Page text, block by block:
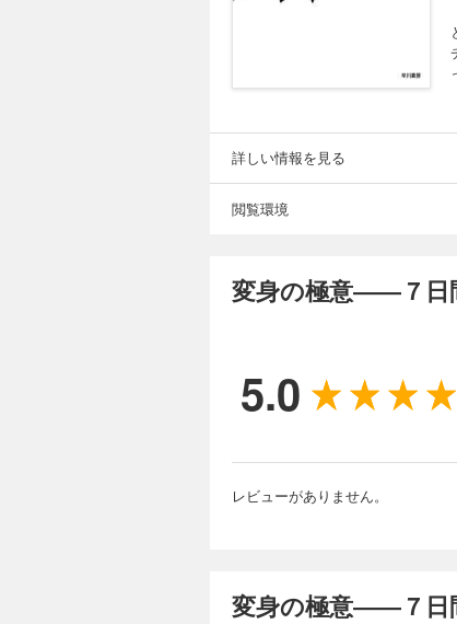
詳しい情報を見る
閲覧環境
変身の極意――７日
5.0
レビューがありません。
変身の極意――７日